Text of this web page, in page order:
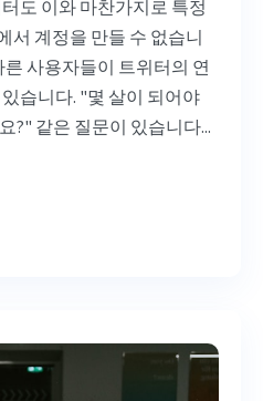
도 이와 마찬가지로 특정
서 계정을 만들 수 없습니
사용자들이 트위터의 연
습니다. "몇 살이 되어야
?" 같은 질문이 있습니다...